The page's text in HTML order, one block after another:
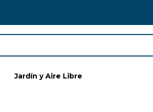
Jardín y Aire Libre